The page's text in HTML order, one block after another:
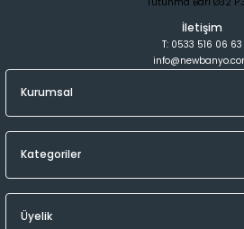
İletişim
T: 0533 516 06 63
Kurumsal
Kategoriler
Üyelik